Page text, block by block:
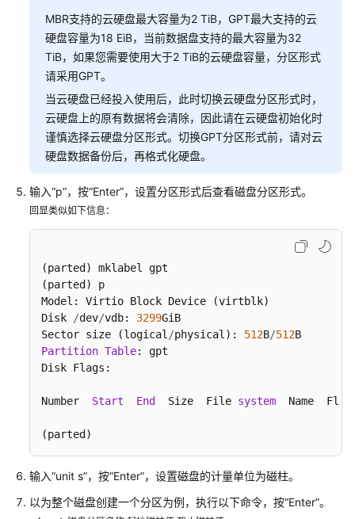
指
南
坡
区
域）
API
参
考
（吉
域）
用
户
指
南
卡
区
介
MBR支持的云硬盘最大容量为2 TiB，GPT最大支持的云
硬盘容量为18 EiB，当前数据盘支持的最大容量为32
TiB，如果您需要使用大于2 TiB的云硬盘容量，分区形式
请采用GPT。
当云硬盘已经投入使用后，此时切换云硬盘分区形式时，
云硬盘上的原有数据将会清除，因此请在云硬盘初始化时
谨慎选择云硬盘分区形式。切换GPT分区形式前，请对云
硬盘数据备份后，再格式化硬盘。
输入“p”，按“Enter”，设置分区形式后查看磁盘分区形式。
回显类似如下信息：
(parted) mklabel gpt
(parted) p
Model: Virtio Block Device (virtblk)
Disk
/dev/vdb: 3299GiB
Sector size (logical /physical): 512B/512
Partition Table: gpt
Disk Flags:
Number Start End
  Size  File
system
Name
(parted)
输入“unit s”，按“Enter”，设置磁盘的计量单位为磁柱。
以为整个磁盘创建一个分区为例，执行以下命令，按“Enter”。